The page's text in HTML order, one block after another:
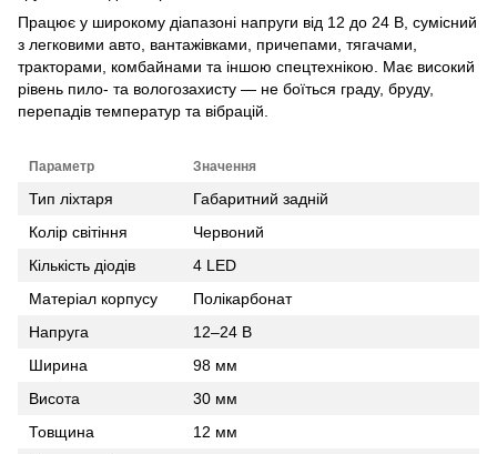
Працює у широкому діапазоні напруги від 12 до 24 В, сумісний
з легковими авто, вантажівками, причепами, тягачами,
тракторами, комбайнами та іншою спецтехнікою. Має високий
рівень пило- та вологозахисту — не боїться граду, бруду,
перепадів температур та вібрацій.
Параметр Значення
Тип ліхтаря
Габаритний задній
Колір світіння
Червоний
Кількість діодів
4 LED
Матеріал корпусу
Полікарбонат
Напруга
12–24 В
Ширина
98 мм
Висота
30 мм
Товщина
12 мм